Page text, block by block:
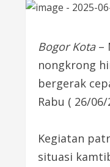
Bogor Kota–
nongkrong
bergerak
Rabu ( 26/06/
Kegiatan
situasi